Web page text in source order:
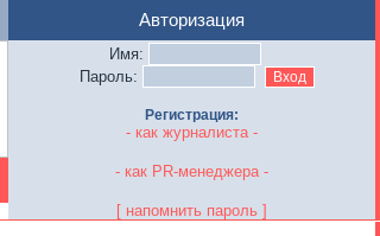
Авторизация
Имя:
Пароль:
Регистрация:
- как журналиста -
- как PR-менеджера -
[ напомнить пароль ]